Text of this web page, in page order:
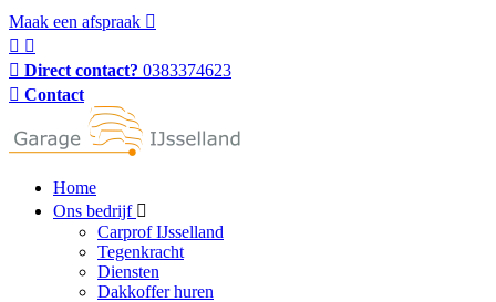
Maak een afspraak
Direct contact? 0383374623
Contact
Home
Ons bedrijf
Carprof IJsselland
Tegenkracht
Diensten
Dakkoffer huren